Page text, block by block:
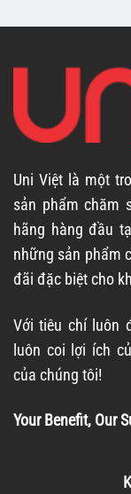
Uni Việt là một
sản phẩm chăm
hãng hàng đầu
những sản phẩm
đãi đặc biệt cho
Với tiêu chí luôn
luôn coi lợi ích
của chúng tôi!
Your Benefit, Our